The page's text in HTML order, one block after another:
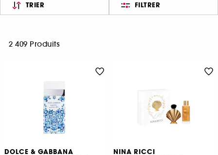
TRIER FILTRER
2 409 Produits
DOLCE & GABBANA
NINA RICCI